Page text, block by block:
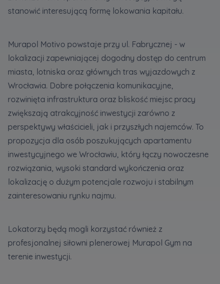
korzystania z Serwisu, a także w celach
Administratora.
Dane o aktywności na naszej stronie mogą być
także udostępnianezaufanym partnerom.
Twoje dane są współadministrowane przez
. Więcej o
tym jak przetwarzamy dane, wykorzystujemy
cookies i jakie przysługują Ci prawa znajdziesz
wPolityce prywatności
stanowić interesującą formę lokowania kapitału.
Murapol Motivo powstaje przy ul. Fabrycznej - w
lokalizacji zapewniającej dogodny dostęp do centrum
miasta, lotniska oraz głównych tras wyjazdowych z
Wrocławia. Dobre połączenia komunikacyjne,
rozwinięta infrastruktura oraz bliskość miejsc pracy
zwiększają atrakcyjność inwestycji zarówno z
perspektywy właścicieli, jak i przyszłych najemców. To
propozycja dla osób poszukujących apartamentu
inwestycyjnego we Wrocławiu, który łączy nowoczesne
rozwiązania, wysoki standard wykończenia oraz
lokalizację o dużym potencjale rozwoju i stabilnym
zainteresowaniu rynku najmu.
Lokatorzy będą mogli korzystać również z
profesjonalnej siłowni plenerowej Murapol Gym na
terenie inwestycji.